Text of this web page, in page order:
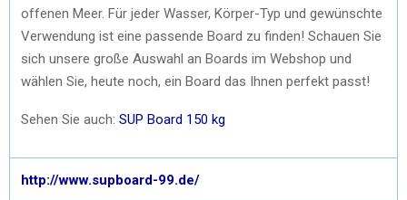
offenen Meer. Für jeder Wasser, Körper-Typ und gewünschte
Verwendung ist eine passende Board zu finden! Schauen Sie
sich unsere große Auswahl an Boards im Webshop und
wählen Sie, heute noch, ein Board das Ihnen perfekt passt!
Sehen Sie auch: SUP Board 150 kg
http://www.supboard-99.de/